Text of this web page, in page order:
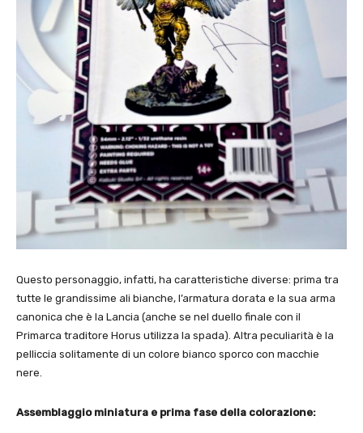
Questo personaggio, infatti, ha caratteristiche diverse: prima tra
tutte le grandissime ali bianche, l’armatura dorata e la sua arma
canonica che è la Lancia (anche se nel duello finale con il
Primarca traditore Horus utilizza la spada). Altra peculiarità è la
pelliccia solitamente di un colore bianco sporco con macchie
nere.
Assemblaggio miniatura e prima fase della colorazione: